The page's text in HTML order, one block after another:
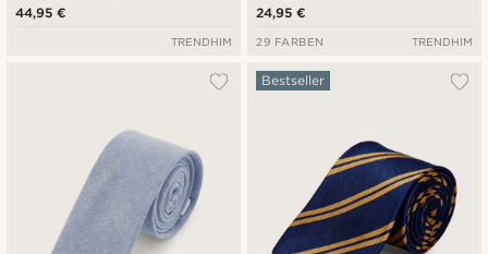
44,95 €
TRENDHIM
24,95 €
29 FARBEN TRENDHIM
Bestseller